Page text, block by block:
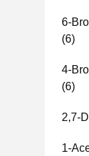
6-
(6)
4-
(6)
2,7-
1-